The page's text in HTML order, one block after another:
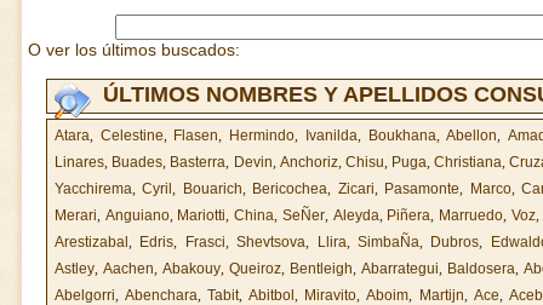
O ver los últimos buscados:
ÚLTIMOS NOMBRES Y APELLIDOS
Atara, Celestine, Flasen, Hermindo, Ivanilda, Boukhana,Abellon,
Linares, Buades, Basterra, Devin, Anchoriz, Chisu, Puga,Christiana,
Yacchirema,Cyril, Bouarich, Bericochea, Zicari, Pasamonte, Marco,
Merari, Anguiano, Mariotti,China, SeÑer, Aleyda, Piñera, Marruedo, Voz,
Arestizabal , Edris, Frasci,Shevtsova, Llira, SimbaÑa, Dubros,
Astley, Aachen, Abakouy, Queiroz, Bentleigh, Abarrategui, Baldosera,
Abelgorri,Abenchara,Tabit,Abitbol, Miravito,Aboim, Martijn, Ace,